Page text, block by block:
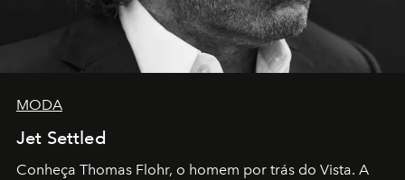
MODA
Jet Settled
Conheça Thomas Flohr, o homem por trás do Vista. A